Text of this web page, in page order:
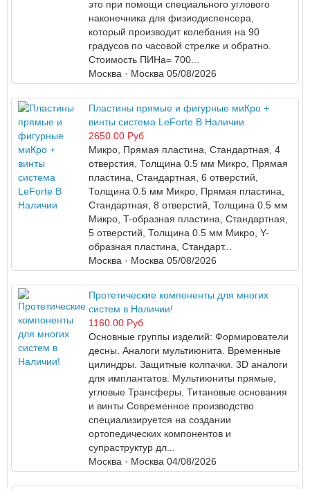
это при помощи специального углового
наконечника для физиодиспенсера,
который производит колебания на 90
градусов по часовой стрелке и обратно.
Стоимость ПИНа= 700...
Москва · Москва 05/08/2026
Пластины прямые и фигурные миКро +
винты система LeForte В Наличии
2650.00 Руб
Микро, Прямая пластина, Стандартная, 4
отверстия, Толщина 0.5 мм Микро, Прямая
пластина, Стандартная, 6 отверстий,
Толщина 0.5 мм Микро, Прямая пластина,
Стандартная, 8 отверстий, Толщина 0.5 мм
Микро, T-образная пластина, Стандартная,
5 отверстий, Толщина 0.5 мм Микро, Y-
образная пластина, Стандарт...
Москва · Москва 05/08/2026
Протетические компоненты для многих
систем в Наличии!
1160.00 Руб
Основные группы изделий: Формирователи
десны. Аналоги мультиюнита. Временные
цилиндры. Защитные колпачки. 3D аналоги
для имплантатов. Мультиюниты прямые,
угловые Трансферы. Титановые основания
и винты Современное производство
специализируется на создании
ортопедических компонентов и
супраструктур дл...
Москва · Москва 04/08/2026